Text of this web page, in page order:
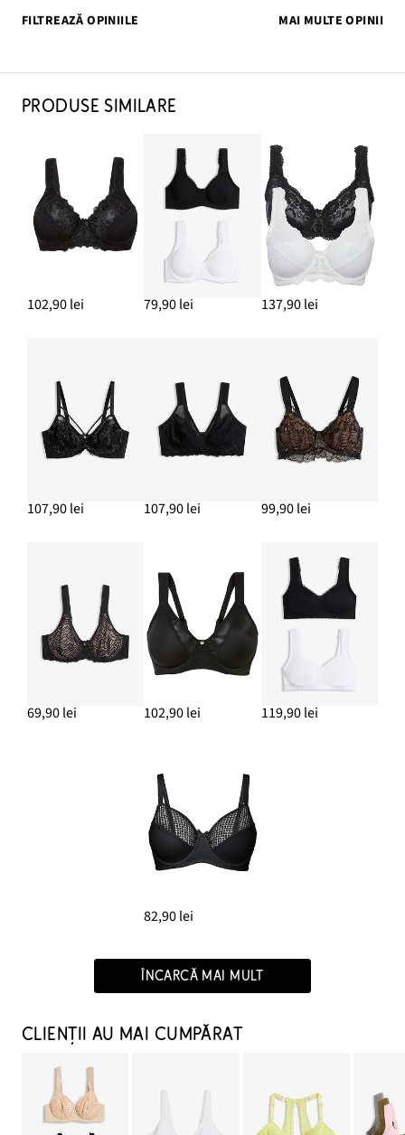
FILTREAZĂ OPINIILE
MAI MULTE OPINII
PRODUSE SIMILARE
102,90 lei 79,90 lei 137,90 lei
107,90 lei 107,90 lei 99,90 lei
69,90 lei 102,90 lei 119,90 lei
82,90 lei
ÎNCARCĂ MAI MULT
CLIENȚII AU MAI CUMPĂRAT